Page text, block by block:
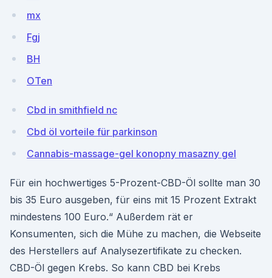
mx
Fgj
BH
OTen
Cbd in smithfield nc
Cbd öl vorteile für parkinson
Cannabis-massage-gel konopny masazny gel
Für ein hochwertiges 5-Prozent-CBD-Öl sollte man 30
bis 35 Euro ausgeben, für eins mit 15 Prozent Extrakt
mindestens 100 Euro.“ Außerdem rät er
Konsumenten, sich die Mühe zu machen, die Webseite
des Herstellers auf Analysezertifikate zu checken.
CBD-Öl gegen Krebs. So kann CBD bei Krebs